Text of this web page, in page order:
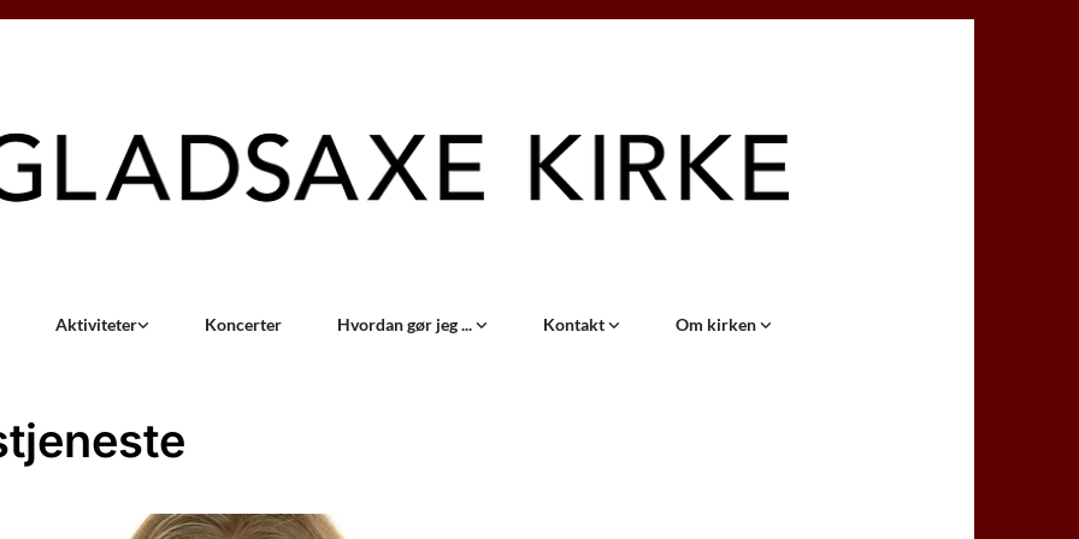
Aktiviteter Koncerter Hvordan gør jeg ... Kontakt Om kirken